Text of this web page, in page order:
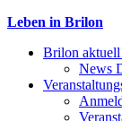
Leben in Brilon
Brilon
News